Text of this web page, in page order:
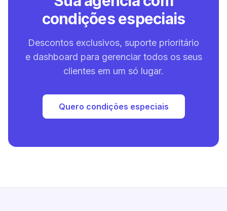
condições especiais
Descontos exclusivos, suporte prioritário
e dashboard para gerenciar todos os seus
clientes em um só lugar.
Quero condições especiais